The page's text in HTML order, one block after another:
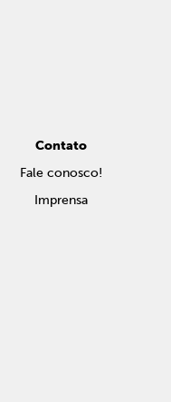
Contato
Fale conosco!
Imprensa